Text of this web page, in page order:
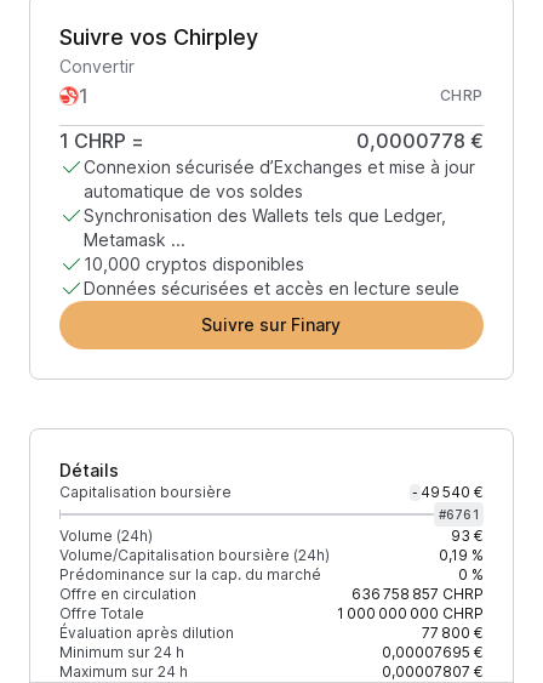
Suivre vos Chirpley
Convertir
CHRP
1 CHRP = 0,0000778 €
Connexion sécurisée d’Exchanges et mise à jour
automatique de vos soldes
Synchronisation des Wallets tels que Ledger,
Metamask ...
10,000 cryptos disponibles
Données sécurisées et accès en lecture seule
Suivre sur Finary
Détails
Capitalisation boursière - 49 540 €
#6761
Volume (24h)
93 €
Volume/Capitalisation boursière (24h)
0,19 %
Prédominance sur la cap. du marché
0 %
Offre en circulation
636 758 857 CHRP
Offre Totale
1 000 000 000 CHRP
Évaluation après dilution
77 800 €
Minimum sur 24 h
0,00007695 €
Maximum sur 24 h
0,00007807 €